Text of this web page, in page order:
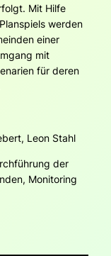
Mit Hilfe
werden
einer
mit
für deren
Leon Stahl
der
Monitoring